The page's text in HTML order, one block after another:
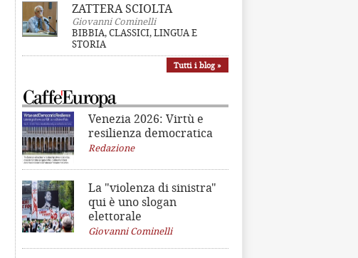
ZATTERA SCIOLTA
Giovanni Cominelli
BIBBIA, CLASSICI, LINGUA E
STORIA
Tutti i blog »
Venezia 2026: Virtù e
resilienza democratica
Redazione
La "violenza di sinistra"
qui è uno slogan
elettorale
Giovanni Cominelli